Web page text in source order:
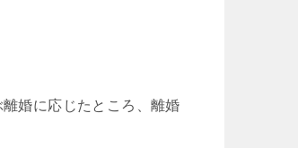
婚に応じたところ、離婚